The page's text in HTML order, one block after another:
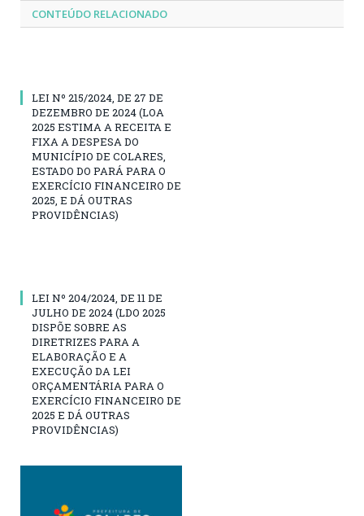
CONTEÚDO RELACIONADO
LEI Nº 215/2024, DE 27 DE
DEZEMBRO DE 2024 (LOA
2025 ESTIMA A RECEITA E
FIXA A DESPESA DO
MUNICÍPIO DE COLARES,
ESTADO DO PARÁ PARA O
EXERCÍCIO FINANCEIRO DE
2025, E DÁ OUTRAS
PROVIDÊNCIAS)
LEI Nº 204/2024, DE 11 DE
JULHO DE 2024 (LDO 2025
DISPÕE SOBRE AS
DIRETRIZES PARA A
ELABORAÇÃO E A
EXECUÇÃO DA LEI
ORÇAMENTÁRIA PARA O
EXERCÍCIO FINANCEIRO DE
2025 E DÁ OUTRAS
PROVIDÊNCIAS)